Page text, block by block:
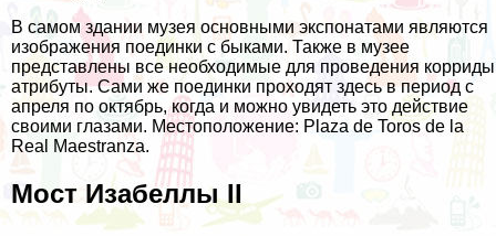
В самом здании музея основными экспонатами являются
изображения поединки с быками. Также в музее
представлены все необходимые для проведения корриды
атрибуты. Сами же поединки проходят здесь в период с
апреля по октябрь, когда и можно увидеть это действие
своими глазами. Местоположение: Plaza de Toros de la
Real Maestranza.
Мост Изабеллы II